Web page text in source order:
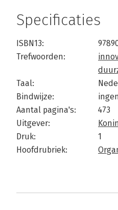
Specificaties
ISBN13:
Trefwoorden:
Taal:
Bindwijze:
Aantal pagina's:
473
Uitgever:
Druk:
1
Hoofdrubriek: